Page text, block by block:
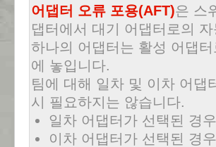
어댑터 오류 포용(AFT)은 스
댑터에서 대기 어댑터로의
하나의 어댑터는 활성 어댑
에 놓입니다.
팀에 대해 일차 및 이차 어댑
시 필요하지는 않습니다.
일차 어댑터가 선택된 경
이차 어댑터가 선택된 경